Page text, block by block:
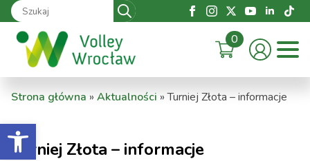
Otwórz pasek narzędzi
Search
for:
0
Strona główna » Aktualności » Turniej Złota – informacje
Turniej Złota – informacje